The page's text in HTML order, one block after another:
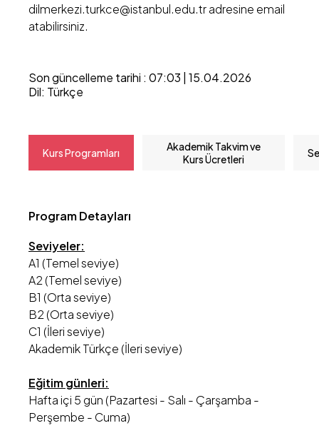
dilmerkezi.turkce@istanbul.edu.tr adresine email
atabilirsiniz.
Son güncelleme tarihi : 07:03 | 15.04.2026
Dil: Türkçe
Kurs Programları
Akademik Takvim ve
Kurs Ücretleri
Program Detayları
Seviyeler:
A1 (Temel seviye)
A2 (Temel seviye)
B1 (Orta seviye)
B2 (Orta seviye)
C1 (İleri seviye)
Akademik Türkçe (İleri seviye)
Eğitim günleri:
Hafta içi 5 gün (Pazartesi - Salı - Çarşamba -
Perşembe - Cuma)